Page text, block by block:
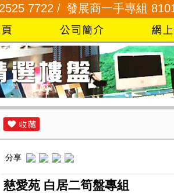
/發展商一手專組 8101 2345 /
分享
慈愛苑 白居二筍盤專組